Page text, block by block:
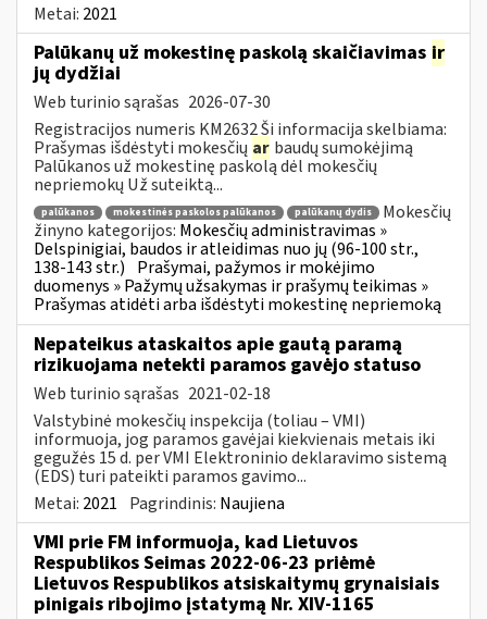
Metai: 2021
Palūkanų už mokestinę paskolą skaičiavimas ir
jų dydžiai
Web turinio sąrašas 2026-07-30
Registracijos numeris KM2632 Ši informacija skelbiama:
Prašymas išdėstyti mokesčių ar baudų sumokėjimą
Palūkanos už mokestinę paskolą dėl mokesčių
nepriemokų Už suteiktą...
palūkanos mokestinės paskolos palūkanos palūkanų dydis
Mokesčių
žinyno kategorijos: Mokesčių administravimas »
Delspinigiai, baudos ir atleidimas nuo jų (96-100 str.,
138-143 str.) Prašymai, pažymos ir mokėjimo
duomenys » Pažymų užsakymas ir prašymų teikimas »
Prašymas atidėti arba išdėstyti mokestinę nepriemoką
Nepateikus ataskaitos apie gautą paramą
rizikuojama netekti paramos gavėjo statuso
Web turinio sąrašas 2021-02-18
Valstybinė mokesčių inspekcija (toliau – VMI)
informuoja, jog paramos gavėjai kiekvienais metais iki
gegužės 15 d. per VMI Elektroninio deklaravimo sistemą
(EDS) turi pateikti paramos gavimo...
Metai: 2021 Pagrindinis: Naujiena
VMI prie FM informuoja, kad Lietuvos
Respublikos Seimas 2022-06-23 priėmė
Lietuvos Respublikos atsiskaitymų grynaisiais
pinigais ribojimo įstatymą Nr. XIV-1165